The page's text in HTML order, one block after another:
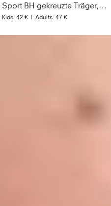
Sport BH gekreuzte Träger, weiß
Kids 42 € | Adults 47 €